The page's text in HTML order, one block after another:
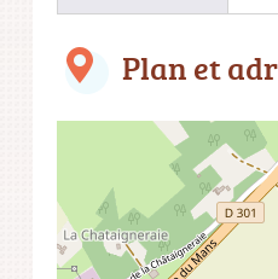
Plan et